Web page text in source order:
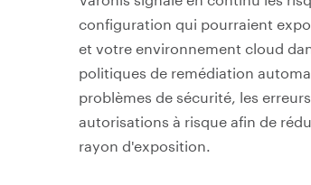
configuration qui pourraient
et votre environnement cloud
politiques de remédiation
problèmes de sécurité, les
autorisations à risque afin de
rayon d'exposition.